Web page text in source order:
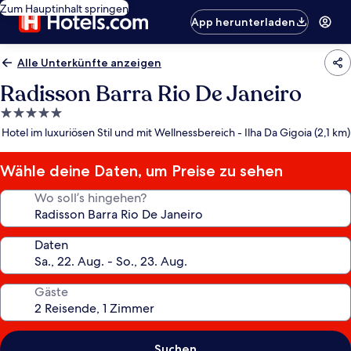
Zum Hauptinhalt springen
App herunterladen
Alle Unterkünfte anzeigen
Radisson Barra Rio De Janeiro
5.0-
Sterne-
Hotel im luxuriösen Stil und mit Wellnessbereich - Ilha Da Gigoia (2,1 km)
Wähle deine Daten, um Preise zu sehen
Wo soll’s hingehen?
Daten
Gäste